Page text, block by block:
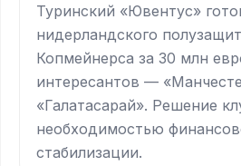
Туринский «Ювентус»
нидерландского
Копмейнерса за 30 млн
интересантов —
«Галатасарай». Решение
необходимостью
стабилизации.